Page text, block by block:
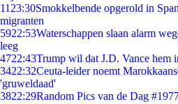
11 23:30Smokkelbende opgerold in
migranten
5922:53Waterschappen slaan alarm
leeg
4722:43Trump wil dat J.D. Vance hem
3422:32Ceuta-leider noemt
'gruweldaad'
3822:29Random Pics van de Dag